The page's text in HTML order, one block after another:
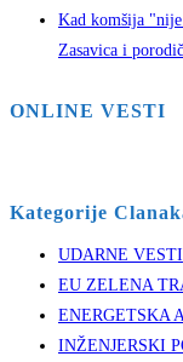
Kad komšija
Zasavica i
ONLINE VESTI
Kategorije
UDARNE VESTI
EU ZELENA
ENERGETSKA
INŽENJERSKI